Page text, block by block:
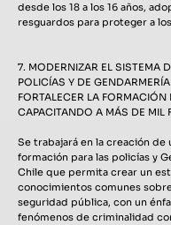
desde los 18 a los 16 años,
resguardos para proteger a
7. MODERNIZAR EL SISTEMA
POLICÍAS Y DE
FORTALECER LA
CAPACITANDO A MÁS DE MIL
Se trabajará en la creación de
formación para las policías y
Chile que permita crear un
conocimientos comunes
seguridad pública, con un
fenómenos de criminalidad